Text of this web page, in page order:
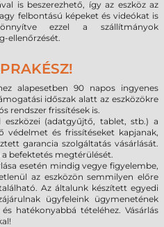
is beszerezhető, így az eszköz az
felbontású képeket és videókat is
ezzel a szállítmányok
ellenőrzését.
alapesetben 90 napos ingyenes
időszak alatt az eszközökre
rendszer frissítések is.
(adatgyűjtő, tablet, stb.) a
és frissítéseket kapjanak,
garancia szolgáltatás vásárlását.
befektetés megtérülését.
esetén mindig vegye figyelembe,
az eszközön semmilyen előre
Az általunk készített egyedi
ügyfeleink ügymenetének
hatékonyabbá tételéhez. Vásárlás